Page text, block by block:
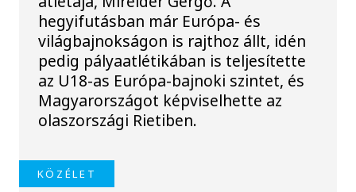
hegyifutásban már Európa- és
világbajnokságon is rajthoz állt, idén
pedig pályaatlétikában is teljesítette
az U18-as Európa-bajnoki szintet, és
Magyarországot képviselhette az
olaszországi Rietiben.
KÖZÉLET